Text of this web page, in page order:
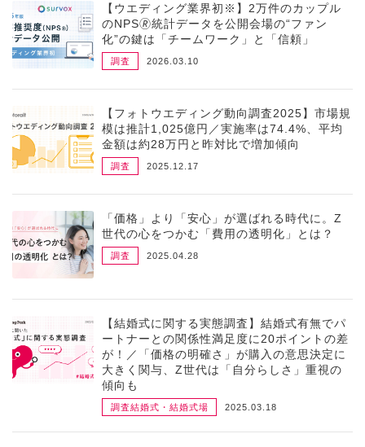
【ウエディング業界初※】2万件のカップル
のNPS🄬統計データを公開会場の“ファン
化”の鍵は「チームワーク」と「信頼」
調査 2026.03.10
【フォトウエディング動向調査2025】市場規
模は推計1,025億円／実施率は74.4%、平均
金額は約28万円と昨対比で増加傾向
調査 2025.12.17
「価格」より「安心」が選ばれる時代に。Z
世代の心をつかむ「費用の透明化」とは？
調査 2025.04.28
【結婚式に関する実態調査】結婚式有無でパ
ートナーとの関係性満足度に20ポイントの差
が！／「価格の明確さ」が購入の意思決定に
大きく関与、Z世代は「自分らしさ」重視の
傾向も
調査結婚式・結婚式場 2025.03.18